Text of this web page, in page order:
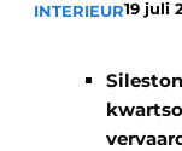
INTERIEUR19 juli